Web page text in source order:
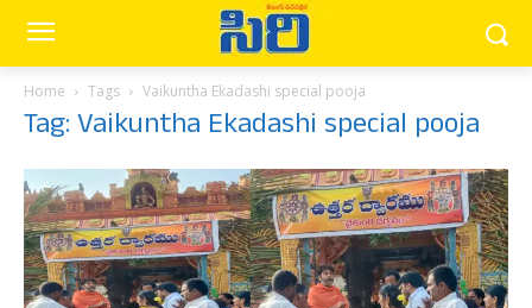
Home Tags Vaikuntha Ekadashi special pooja
Tag: Vaikuntha Ekadashi special pooja